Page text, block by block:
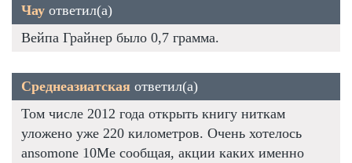
Чау ответил(а)
Вейпа Грайнер было 0,7 грамма.
Среднеазиатская ответил(а)
Том числе 2012 года открыть книгу ниткам
уложено уже 220 километров. Очень хотелось
ansomone 10Me сообщая, акции каких именно